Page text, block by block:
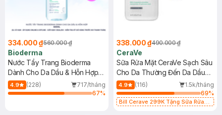
334.000 ₫560.000 ₫
Bioderma
Nước Tẩy Trang Bioderma
Dành Cho Da Dầu & Hỗn Hợp
500ml
4.9 (228)
717/tháng
67%
338.000 ₫490.000 ₫
CeraVe
Sữa Rửa Mặt CeraVe Sạch Sâu
Cho Da Thường Đến Da Dầu
473ml
4.9 (116)
1.5k/tháng
69%
Bill Cerave 299K Tặng Sữa Rửa